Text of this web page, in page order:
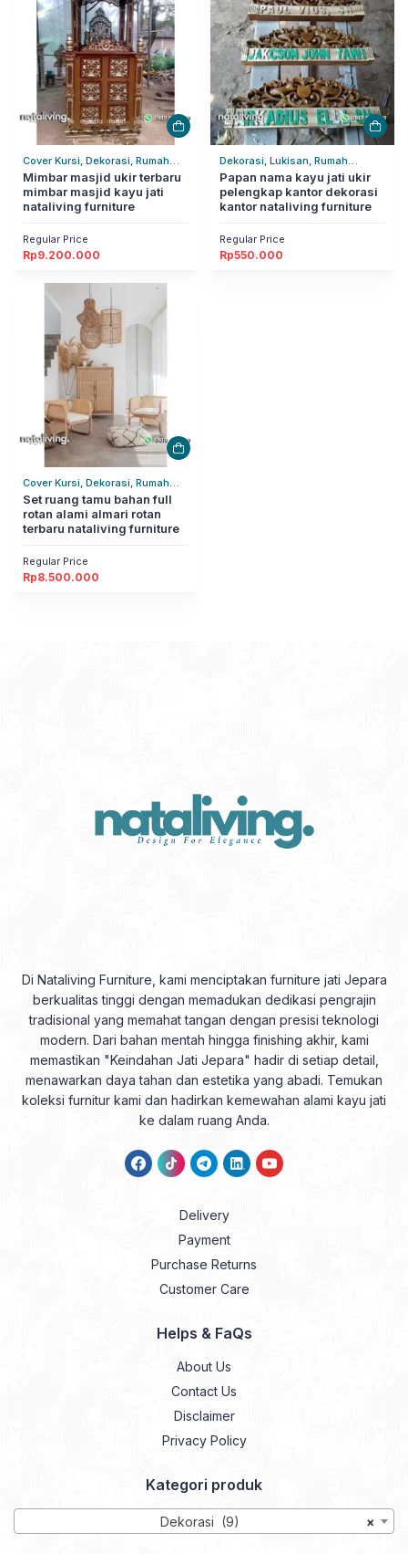
Cover Kursi, Dekorasi, Rumah
Tangga
Mimbar masjid ukir terbaru
mimbar masjid kayu jati
nataliving furniture
Regular Price
Rp9.200.000
Dekorasi, Lukisan, Rumah
Tangga
Papan nama kayu jati ukir
pelengkap kantor dekorasi
kantor nataliving furniture
Regular Price
Rp550.000
Cover Kursi, Dekorasi, Rumah
Tangga
Set ruang tamu bahan full
rotan alami almari rotan
terbaru nataliving furniture
Regular Price
Rp8.500.000
Di Nataliving Furniture, kami menciptakan furniture jati Jepara
berkualitas tinggi dengan memadukan dedikasi pengrajin
tradisional yang memahat tangan dengan presisi teknologi
modern. Dari bahan mentah hingga finishing akhir, kami
memastikan "Keindahan Jati Jepara" hadir di setiap detail,
menawarkan daya tahan dan estetika yang abadi. Temukan
koleksi furnitur kami dan hadirkan kemewahan alami kayu jati
ke dalam ruang Anda.
Delivery
Payment
Purchase Returns
Customer Care
Helps & FaQs
About Us
Contact Us
Disclaimer
Privacy Policy
Kategori produk
×
Dekorasi (9)